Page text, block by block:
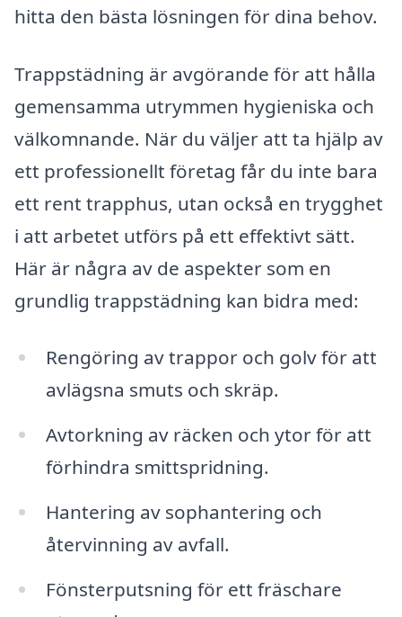
hitta den bästa lösningen för dina behov.
Trappstädning är avgörande för att hålla
gemensamma utrymmen hygieniska och
välkomnande. När du väljer att ta hjälp av
ett professionellt företag får du inte bara
ett rent trapphus, utan också en trygghet
i att arbetet utförs på ett effektivt sätt.
Här är några av de aspekter som en
grundlig trappstädning kan bidra med:
Rengöring av trappor och golv för att
avlägsna smuts och skräp.
Avtorkning av räcken och ytor för att
förhindra smittspridning.
Hantering av sophantering och
återvinning av avfall.
Fönsterputsning för ett fräschare